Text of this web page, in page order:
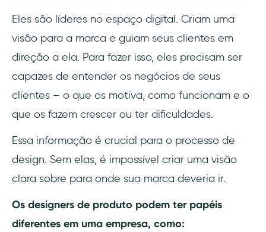
Eles são líderes no espaço digital. Criam uma
visão para a marca e guiam seus clientes em
direção a ela. Para fazer isso, eles precisam ser
capazes de entender os negócios de seus
clientes – o que os motiva, como funcionam e o
que os fazem crescer ou ter dificuldades.
Essa informação é crucial para o processo de
design. Sem elas, é impossível criar uma visão
clara sobre para onde sua marca deveria ir.
Os designers de produto podem ter papéis
diferentes em uma empresa, como: